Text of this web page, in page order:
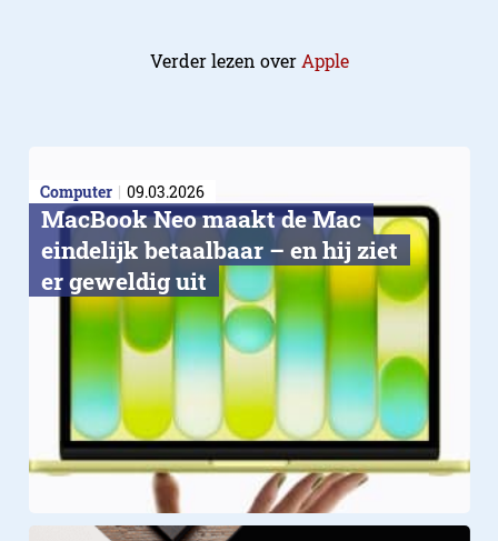
Verder lezen over Apple
Computer 09.03.2026
MacBook Neo maakt de Mac
eindelijk betaalbaar – en hij ziet
er geweldig uit